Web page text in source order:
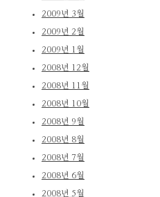
2009년 3월
2009년 2월
2009년 1월
2008년 12월
2008년 11월
2008년 10월
2008년 9월
2008년 8월
2008년 7월
2008년 6월
2008년 5월